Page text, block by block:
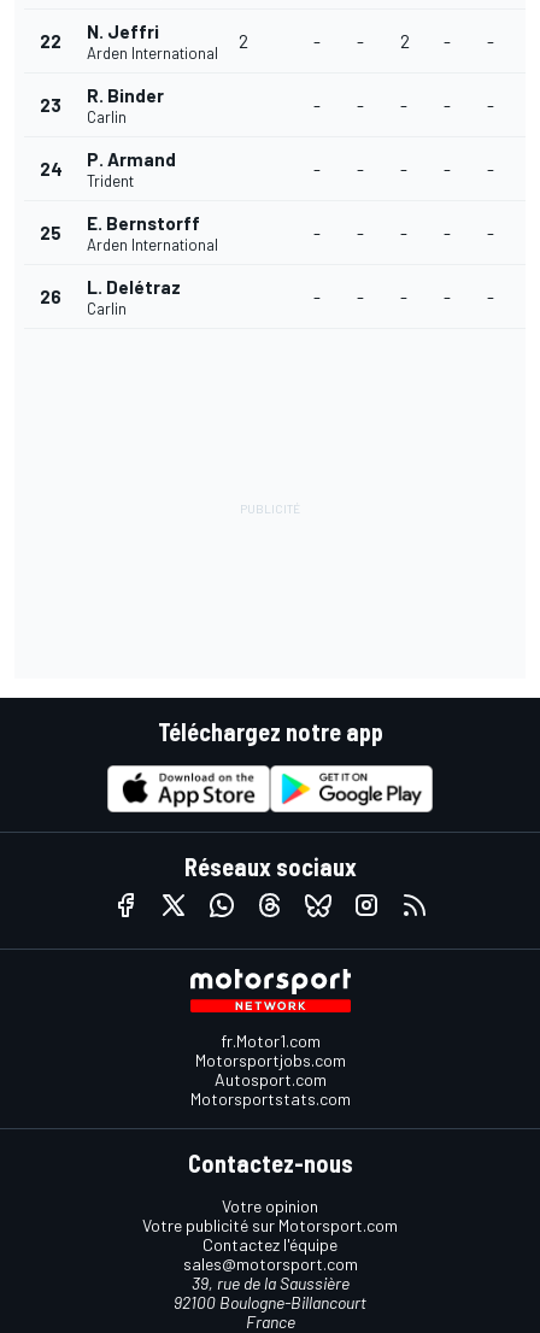
22 N. Jeffri
Arden International
2 - - 2 - -
23 R. Binder
Carlin
- - - - -
24 P. Armand
Trident
- - - - -
25 E. Bernstorff
Arden International
- - - - -
26 L. Delétraz
Carlin
- - - - -
Téléchargez notre app
Réseaux sociaux
fr.Motor1.com
Motorsportjobs.com
Autosport.com
Motorsportstats.com
Contactez-nous
Votre opinion
Votre publicité sur Motorsport.com
Contactez l'équipe
sales@motorsport.com
39, rue de la Saussière
92100 Boulogne-Billancourt
France